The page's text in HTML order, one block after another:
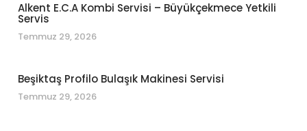
Alkent E.C.A Kombi Servisi – Büyükçekmece Yetkili
Servis
Temmuz 29, 2026
Beşiktaş Profilo Bulaşık Makinesi Servisi
Temmuz 29, 2026